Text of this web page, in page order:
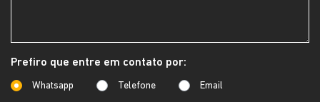
Prefiro que entre em contato por:
Whatsapp Telefone Email